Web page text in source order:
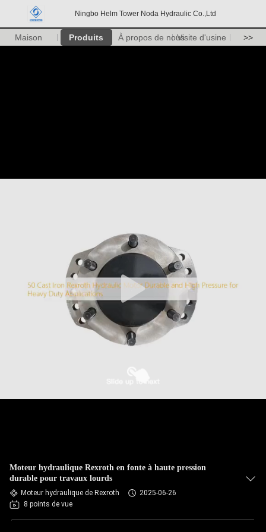
Ningbo Helm Tower Noda Hydraulic Co.,Ltd
Maison Produits À propos de nousVisite d'usine >>
Moteur hydraulique Rexroth en fonte à haute pression
durable pour travaux lourds
Moteur hydraulique de Rexroth
2025-06-26
8 points de vue